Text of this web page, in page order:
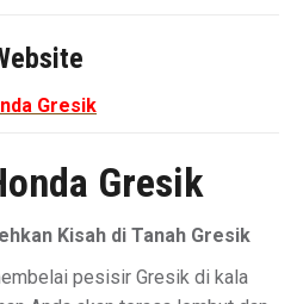
Gresik
Gresik
Kisah di Tanah Gresik
pesisir Gresik di kala